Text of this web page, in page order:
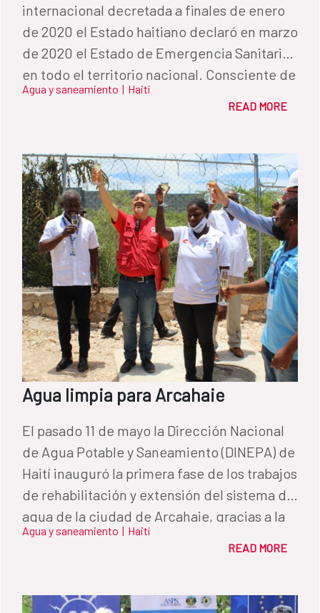
internacional decretada a finales de enero
de 2020 el Estado haitiano declaró en marzo
de 2020 el Estado de Emergencia Sanitaria
en todo el territorio nacional. Consciente de
los posibles efectos de la pandemia en los
saneamiento, la Dirección Nacional de Agua
Saneamiento (DINEPA) decidió invertir
esfuerzos en la reparación de pequeños
sistemas de agua en zonas rurales. La
implementación de esta estrategia fue
posible gracias a la financiación de la
Agencia Española de Cooperación
Internacional al Desarrollo (AECID).
Agua y saneamiento | Haití
READ MORE
Agua limpia para Arcahaie
El pasado 11 de mayo la Dirección Nacional
de Agua Potable y Saneamiento (DINEPA) de
Haití inauguró la primera fase de los trabajos
de rehabilitación y extensión del sistema de
agua de la ciudad de Arcahaie, gracias a la
financiación del Fondo de Cooperación para
Potable y Saneamiento (DINEPA) de Haití ha
Agua y saneamiento | Haití
READ MORE